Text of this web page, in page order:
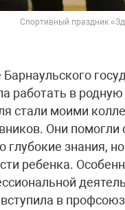
Спортивный праздник
работать в
стали моими
Они
глубокие знания,
ребенка.
в